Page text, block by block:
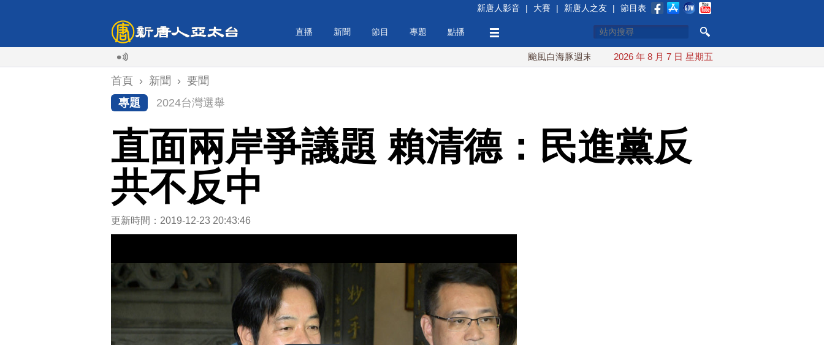
新唐人影音 | 大賽 | 新唐人之友 | 節目表
直播 新聞 節目 專題 點播
颱風白海豚週末最接近台灣 最快9日可能登陸中國
2026 年 8 月 7 日 星期五
首頁 › 新聞 › 要聞
專題
2024台灣選舉
直面兩岸爭議題 賴清德：民進黨反
共不反中
更新時間：2019-12-23 20:43:46